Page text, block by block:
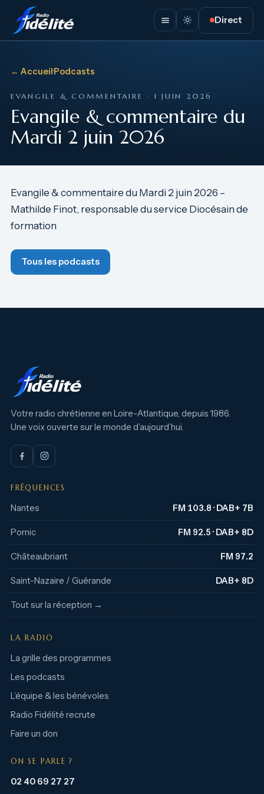
Direct
← Accueil·Podcasts
EVANGILE & COMMENTAIRE · 1 JUIN 2026
Evangile & commentaire du
Mardi 2 juin 2026
Evangile & commentaire du Mardi 2 juin 2026 –
Mathilde Finot, responsable du service Diocésain de
formation
Tous les podcasts
Votre radio chrétienne en Loire-Atlantique, depuis 1986.
Une voix ouverte sur le monde d’aujourd’hui.
FRÉQUENCES
Nantes FM 103.8 · DAB+ 7B
Pornic FM 92.5 · DAB+ 8D
Châteaubriant FM 97.2
Saint-Nazaire / Guérande DAB+ 8D
Tout sur la réception →
LA RADIO
La grille des programmes
Les podcasts
L’équipe & les bénévoles
Radio Fidélité recrute
Faire un don
ON SE PARLE ?
02 40 69 27 27